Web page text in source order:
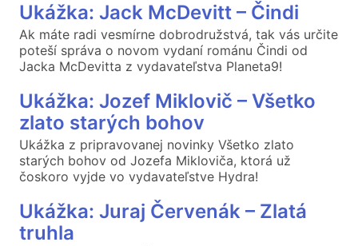
Ukážka: Jack McDevitt – Čindi
Ak máte radi vesmírne dobrodružstvá, tak vás určite
poteší správa o novom vydaní románu Čindi od
Jacka McDevitta z vydavateľstva Planeta9!
Ukážka: Jozef Miklovič – Všetko
zlato starých bohov
Ukážka z pripravovanej novinky Všetko zlato
starých bohov od Jozefa Mikloviča, ktorá už
čoskoro vyjde vo vydavateľstve Hydra!
Ukážka: Juraj Červenák – Zlatá
truhla